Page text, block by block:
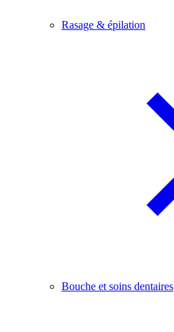
Rasage & épilation
Bouche et soins dentaires